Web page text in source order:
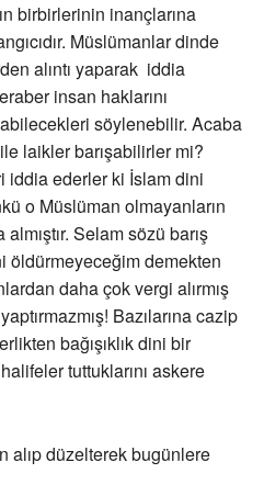
birbirlerinin inançlarına
Müslümanlar dinde
alıntı yaparak iddia
insan haklarını
söylenebilir. Acaba
laikler barışabilirler mi?
iddia ederler ki İslam dini
o Müslüman olmayanların
Selam sözü barış
öldürmeyeceğim demekten
daha çok vergi alırmış
Bazılarına cazip
bağışıklık dini bir
tuttuklarını askere
alıp düzelterek bugünlere